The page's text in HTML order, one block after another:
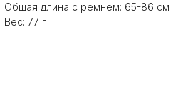
Общая длина с ремнем: 65-86 см
Вес: 77 г